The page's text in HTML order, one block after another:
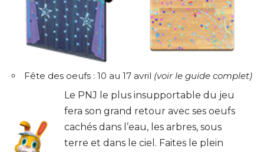
Fête des oeufs : 10 au 17 avril (voir le guide complet)
Le PNJ le plus insupportable du jeu
fera son grand retour avec ses oeufs
cachés dans l’eau, les arbres, sous
terre et dans le ciel. Faites le plein